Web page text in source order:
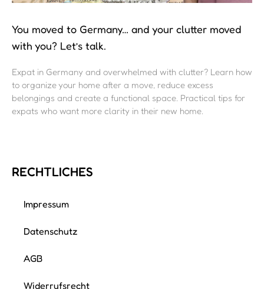
You moved to Germany… and your clutter moved
with you? Let’s talk.
Expat in Germany and overwhelmed with clutter? Learn how
to organize your home after a move, reduce excess
belongings and create a functional space. Practical tips for
expats who want more clarity in their new home.
RECHTLICHES
Impressum
Datenschutz
AGB
Widerrufsrecht